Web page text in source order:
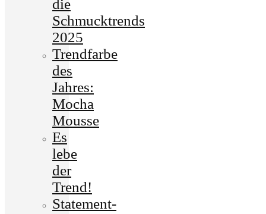
die
Schmucktrends
2025
Trendfarbe
des
Jahres:
Mocha
Mousse
Es
lebe
der
Trend!
Statement-